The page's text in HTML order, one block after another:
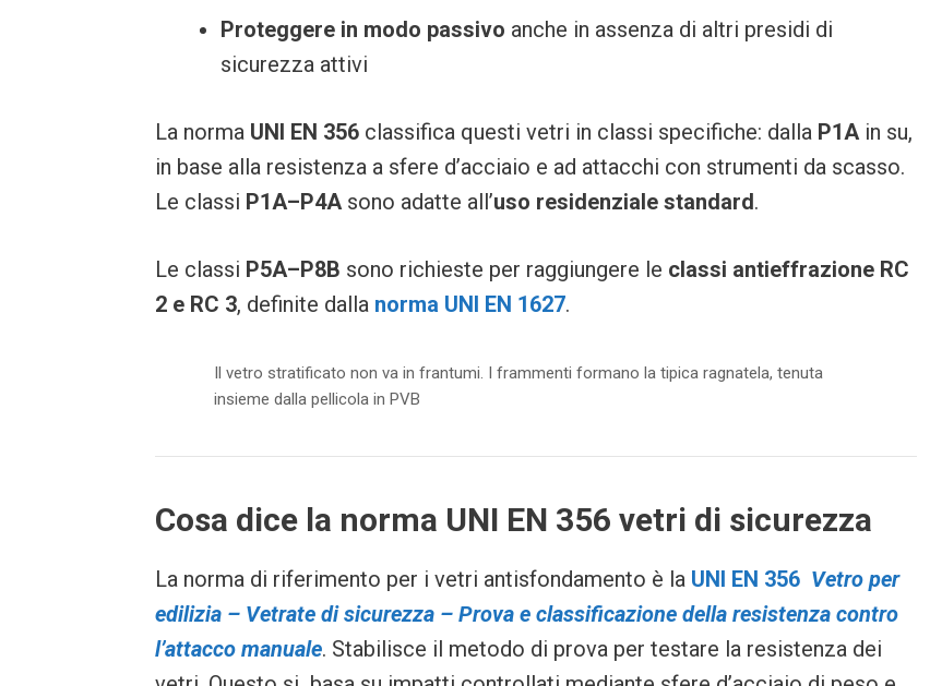
Proteggere in modo passivo anche in assenza di altri presidi di
sicurezza attivi
La norma UNI EN 356 classifica questi vetri in classi specifiche: dalla P1Ain su,
in base alla resistenza a sfere d’acciaio e ad attacchi con strumenti da scasso.
Le classi P1A–P4Asono adatte all’uso residenziale standard.
Le classi P5A–P8B sono richieste per raggiungere le classi antieffrazione RC
2 e RC 3, definite dalla norma UNI EN 1627.
Il vetro stratificato non va in frantumi. I frammenti formano la tipica ragnatela, tenuta
insieme dalla pellicola in PVB
Cosa dice la norma UNI EN 356 vetri di sicurezza
La norma di riferimento per i vetri antisfondamento è la UNI EN 356 Vetro per
edilizia – Vetrate di sicurezza – Prova e classificazione della resistenza contro
l’attacco manuale. Stabilisce il metodo di prova per testare la resistenza dei